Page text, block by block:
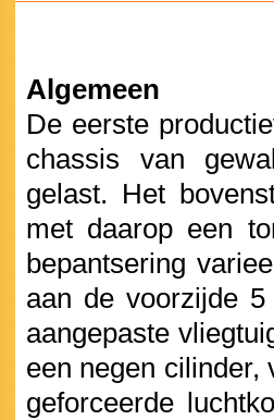
Algemeen
De eerste
chassis van
gelast. Het
met daarop een
bepantsering
aan de voorzijde
aangepaste
een negen cilinder,
geforceerde